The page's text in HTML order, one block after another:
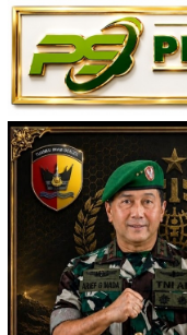
Loncat
ke
konten